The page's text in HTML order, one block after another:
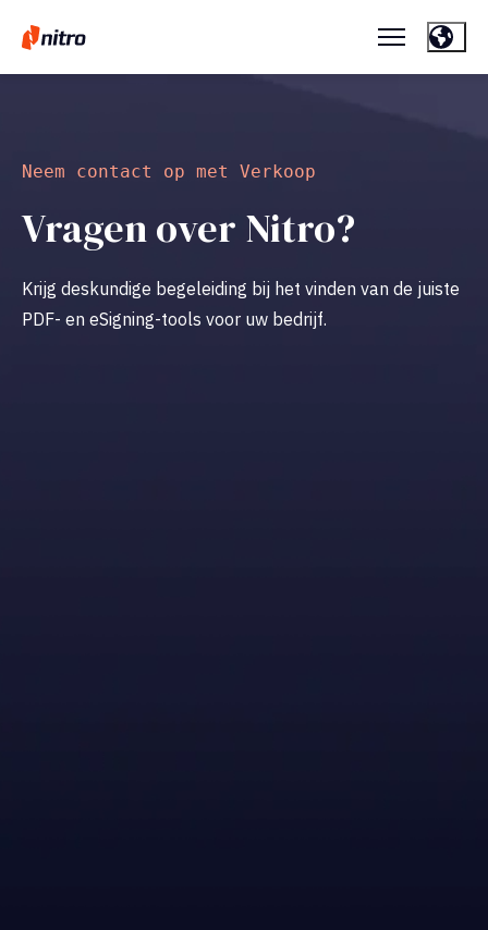
Neem contact op met Verkoop
Vragen over Nitro?
Krijg deskundige begeleiding bij het vinden van de juiste
PDF- en eSigning-tools voor uw bedrijf.